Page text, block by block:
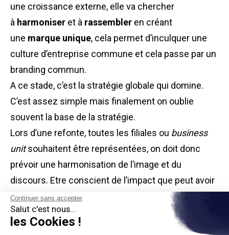
Continuer sans accepter
Salut c'est nous...
les Cookies !
une croissance externe, elle va chercher
à harmoniser et à rassembler en créant
une marque unique, cela permet d’inculquer une
culture d’entreprise commune et cela passe par un
branding commun.
A ce stade, c’est la stratégie globale qui domine.
C’est assez simple mais finalement on oublie
souvent la base de la stratégie.
Lors d’une refonte, toutes les filiales ou business
unitsouhaitent être représentées, on doit donc
prévoir une harmonisation de l’image et du
discours. Etre conscient de l’impact que peut avoir
cette évolution de la marque est primordial car la
refonte du site aura un effet révélateur des
divergences si ce travail n’est pas fait au préalable.